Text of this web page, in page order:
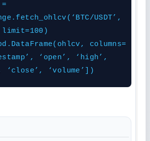
USDT’,
limit=100)
columns=
‘open’, ‘high’,
‘close’, ‘volume’])